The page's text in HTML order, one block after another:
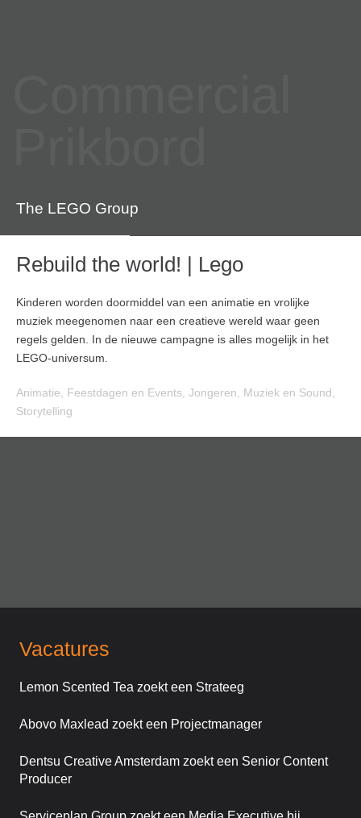
The LEGO Group
Rebuild the world! | Lego
Kinderen worden doormiddel van een animatie en vrolijke
muziek meegenomen naar een creatieve wereld waar geen
regels gelden. In de nieuwe campagne is alles mogelijk in het
LEGO-universum.
Animatie Feestdagen en Events Jongeren Muziek en Sound
Storytelling
Vacatures
Lemon Scented Tea zoekt een Strateeg
Abovo Maxlead zoekt een Projectmanager
Dentsu Creative Amsterdam zoekt een Senior Content
Producer